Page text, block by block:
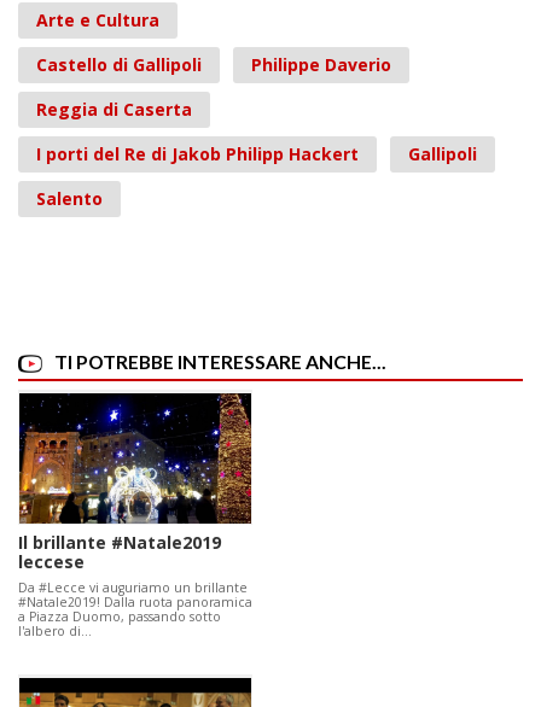
Arte e Cultura
Castello di Gallipoli
Philippe Daverio
Reggia di Caserta
I porti del Re di Jakob Philipp Hackert
Gallipoli
Salento
TI POTREBBE INTERESSARE ANCHE...
Il brillante #Natale2019
leccese
Da #Lecce vi auguriamo un brillante
#Natale2019! Dalla ruota panoramica
a Piazza Duomo, passando sotto
l'albero di…